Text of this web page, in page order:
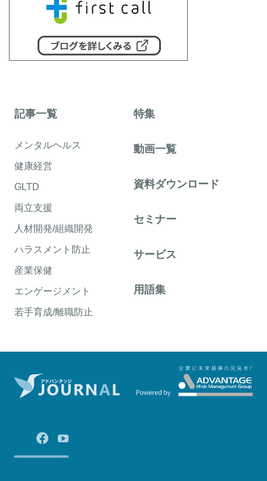
記事一覧
メンタルヘルス
健康経営
GLTD
両立支援
人材開発/組織開発
ハラスメント防止
産業保健
エンゲージメント
若手育成/離職防止
特集
動画一覧
資料ダウンロード
セミナー
サービス
用語集